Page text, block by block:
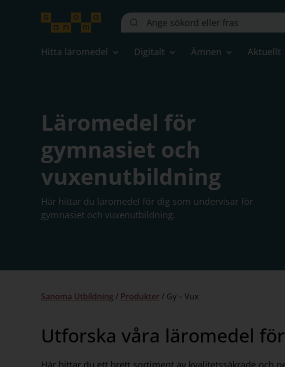
Sök
på
webbplatsen::
Hitta läromedel Digitalt Ämnen Aktuellt
Läromedel för
gymnasiet och
vuxenutbildning
Här hittar du läromedel för dig som undervisar för
gymnasiet och vuxenutbildning.
Du
Sanoma Utbildning / Produkter / Gy – Vux
Utforska våra läromedel
Här hittar du ett brett sortiment av kvalitetssäkrade och